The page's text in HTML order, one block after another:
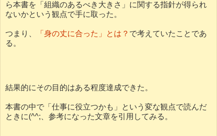
ら本書を「組織のあるべき大きさ」に関する指針が得られ
ないかという観点で手に取った。
つまり、 「身の丈に合った」とは？ で考えていたことであ
る。
結果的にその目的はある程度達成できた。
本書の中で「仕事に役立つかも」という変な観点で読んだ
ときに(^^;、参考になった文章を引用してみる。